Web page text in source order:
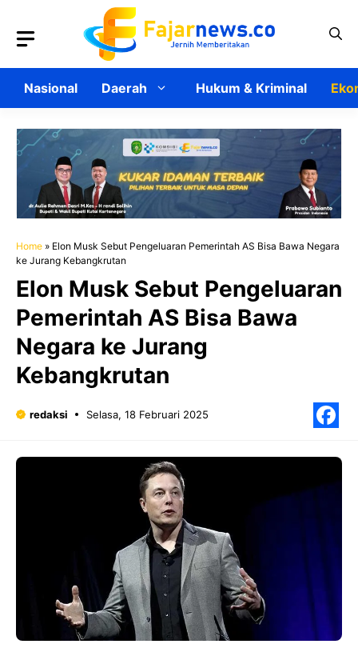
Nasional Daerah Hukum & Kriminal
Home » Elon Musk Sebut Pengeluaran Pemerintah AS Bisa Bawa Negara
ke Jurang Kebangkrutan
Elon Musk Sebut Pengeluaran
Pemerintah AS Bisa Bawa
Negara ke Jurang
Kebangkrutan
redaksi Selasa, 18 Februari 2025